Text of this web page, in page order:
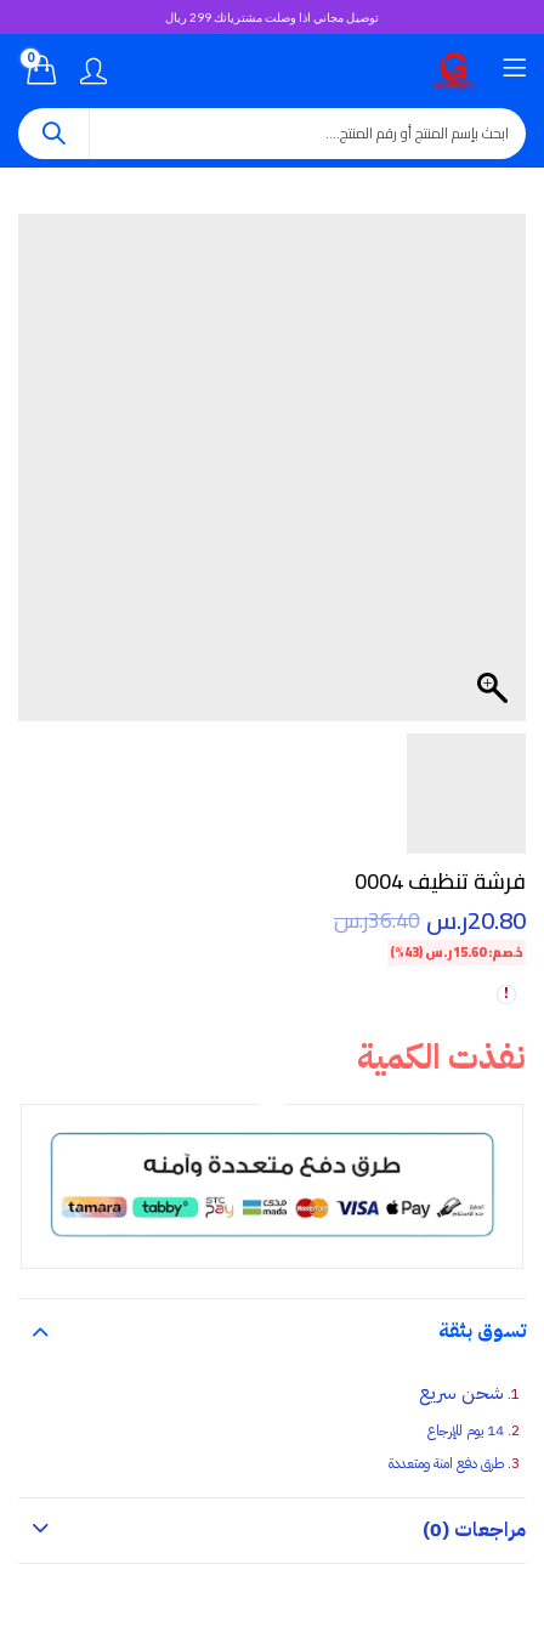
توصيل مجاني اذا وصلت مشترياتك 299 ريال
0
فرشة تنظيف 0004
20.80ر.س36.40ر.س
خصم:15.60ر.س(43%)
نفذت الكمية
تسوق بثقة
شحن سريع
14 يوم للإرجاع
طرق دفع امنة ومتعددة
مراجعات (0)